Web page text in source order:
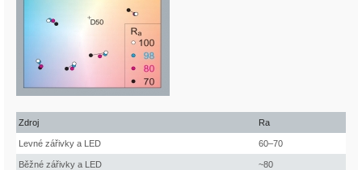
Zdroj Ra
Levné zářivky a LED 60–70
Běžné zářivky a LED ~80